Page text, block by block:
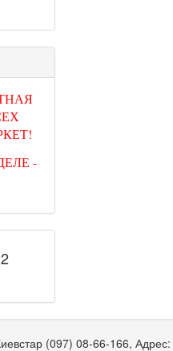
-
(097) 08-66-166, Адрес: